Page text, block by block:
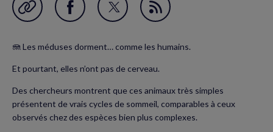
Garder en favori
Partager
Facebook
(nouvelle
fenêtre)
Partager
Twitter
(nouvelle
fenêtre)
Flux
🪼 Les méduses dorment… comme les humains.
Et pourtant, elles n’ont pas de cerveau.
Des chercheurs montrent que ces animaux très simples
présentent de vrais cycles de sommeil, comparables à ceux
observés chez des espèces bien plus complexes.